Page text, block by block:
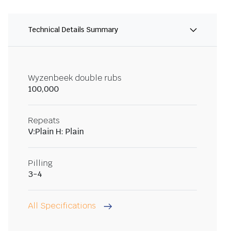
Technical Details Summary
Wyzenbeek double rubs
100,000
Repeats
V:Plain H: Plain
Pilling
3-4
All Specifications